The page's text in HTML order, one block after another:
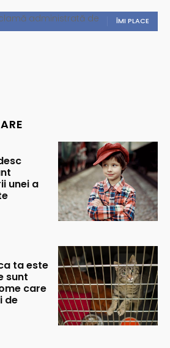
ÎMI PLACE
administrată de
unei a
ta este
sunt
care
de